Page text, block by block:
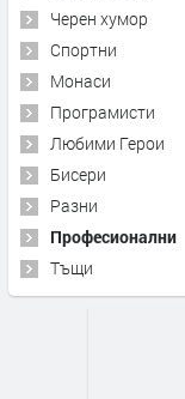
Черен хумор
Спортни
Монаси
Програмисти
Любими Герои
Бисери
Разни
Професионални
Тъщи